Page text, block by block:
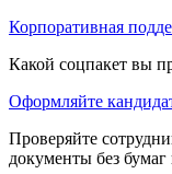
Корпоративная
Какой соцпакет вы
Оформляйте
Проверяйте
документы без